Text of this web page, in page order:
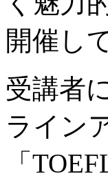
開催し
受講者
ライン
「